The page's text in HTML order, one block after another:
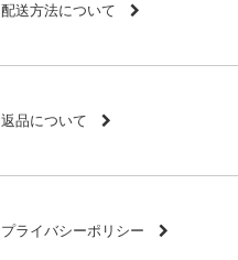
配送方法について
返品について
プライバシーポリシー